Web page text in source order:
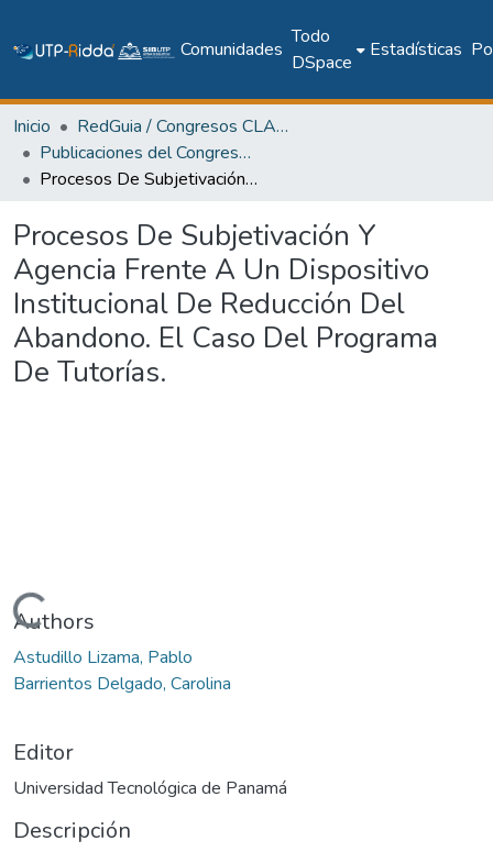
Comunidades
Todo
DSpace
Estadísticas
Inicio
RedGuia / Congresos CLABES
Publicaciones del Congreso Internacional CLABES
Procesos De Subjetivación Y Agencia Frente A Un Dispositivo Institucional De Reducción Del Abandono. El Caso Del Programa De Tutorías.
Procesos De Subjetivación Y
Agencia Frente A Un Dispositivo
Institucional De Reducción Del
Abandono. El Caso Del Programa
De Tutorías.
Cargando...
Authors
Astudillo Lizama, Pablo
Barrientos Delgado, Carolina
Editor
Universidad Tecnológica de Panamá
Descripción